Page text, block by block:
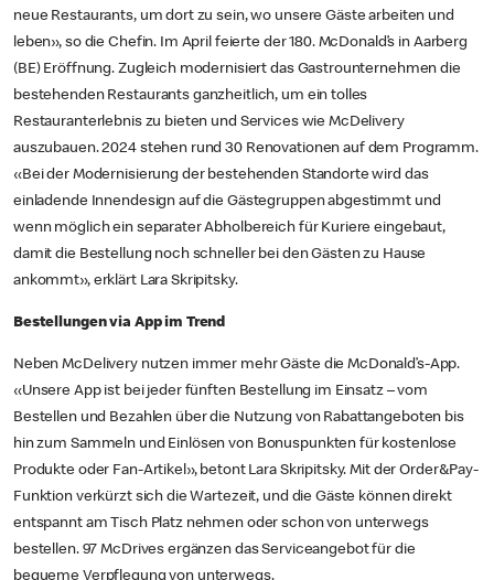
neue Restaurants, um dort zu sein, wo unsere Gäste arbeiten und
leben», so die Chefin. Im April feierte der 180. McDonald’s in Aarberg
(BE) Eröffnung. Zugleich modernisiert das Gastrounternehmen die
bestehenden Restaurants ganzheitlich, um ein tolles
Restauranterlebnis zu bieten und Services wie McDelivery
auszubauen. 2024 stehen rund 30 Renovationen auf dem Programm.
«Bei der Modernisierung der bestehenden Standorte wird das
einladende Innendesign auf die Gästegruppen abgestimmt und
wenn möglich ein separater Abholbereich für Kuriere eingebaut,
damit die Bestellung noch schneller bei den Gästen zu Hause
ankommt», erklärt Lara Skripitsky.
Bestellungen via App im Trend
Neben McDelivery nutzen immer mehr Gäste die McDonald’s-App.
«Unsere App ist bei jeder fünften Bestellung im Einsatz – vom
Bestellen und Bezahlen über die Nutzung von Rabattangeboten bis
hin zum Sammeln und Einlösen von Bonuspunkten für kostenlose
Produkte oder Fan-Artikel», betont Lara Skripitsky. Mit der Order&Pay-
Funktion verkürzt sich die Wartezeit, und die Gäste können direkt
entspannt am Tisch Platz nehmen oder schon von unterwegs
bestellen. 97 McDrives ergänzen das Serviceangebot für die